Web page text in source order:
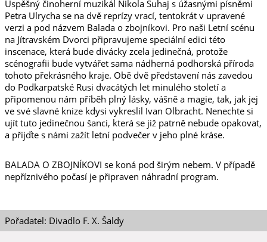
Úspěšný činoherní muzikál Nikola Šuhaj s úžasnými písněmi
Petra Ulrycha se na dvě reprízy vrací, tentokrát v upravené
verzi a pod názvem Balada o zbojníkovi. Pro naši Letní scénu
na Jítravském Dvorci připravujeme speciální edici této
inscenace, která bude divácky zcela jedinečná, protože
scénografii bude vytvářet sama nádherná podhorská příroda
tohoto překrásného kraje. Obě dvě představení nás zavedou
do Podkarpatské Rusi dvacátých let minulého století a
připomenou nám příběh plný lásky, vášně a magie, tak, jak jej
ve své slavné knize kdysi vykreslil Ivan Olbracht. Nenechte si
ujít tuto jedinečnou šanci, která se již patrně nebude opakovat,
a přijďte s námi zažít letní podvečer v jeho plné kráse.
BALADA O ZBOJNÍKOVI se koná pod širým nebem. V případě
nepříznivého počasí je připraven náhradní program.
Pořadatel: Divadlo F. X. Šaldy